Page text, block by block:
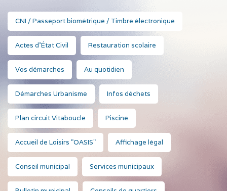
CNI / Passeport biométrique / Timbre électronique
Actes d'État Civil Restauration scolaire
Vos démarches Au quotidien
Démarches Urbanisme Infos déchets
Plan circuit Vitaboucle Piscine
Accueil de Loisirs "OASIS" Affichage légal
Conseil municipal Services municipaux